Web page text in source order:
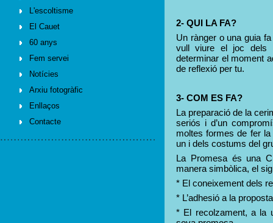
L'escoltisme
El Cauet
60 anys
Fem servei
Notícies
Arxiu fotogràfic
Enllaços
Contacte
2- QUI LA FA?
Un rànger o una guia
vull viure el joc dels
determinar el moment
de reflexió per tu.
3- COM ES FA?
La preparació de la
seriós i d’un
moltes formes de fer
un i dels costums del
La Promesa és una
manera simbòlica, el
* El coneixement dels
* L’adhesió a la
* El recolzament, a la